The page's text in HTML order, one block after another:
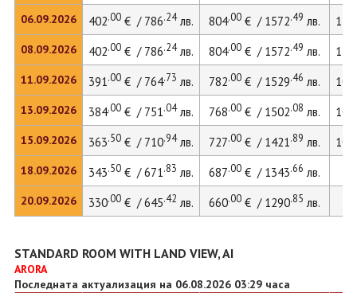
06.09.2026
08.09.2026
11.09.2026
13.09.2026
15.09.2026
18.09.2026
20.09.2026
402.00€ / 786.24лв. 804.00€ / 1572.49 лв.
402.00€ / 786.24лв. 804.00€ / 1572.49 лв.
391.00€ / 764.73 лв. 782.00€ / 1529.46 лв.
384.00€ / 751.04лв. 768.00€ / 1502.08 лв.
363.50€ / 710.94лв. 727.00€ / 1421.89 лв.
343.50€ / 671.83 лв. 687.00€ / 1343.66 лв.
330.00€ / 645.42 лв. 660.00€ / 1290.85 лв.
STANDARD ROOM WITH LAND VIEW, AI
ARORA
Последната актуализация на 06.08.2026 03:29 часа